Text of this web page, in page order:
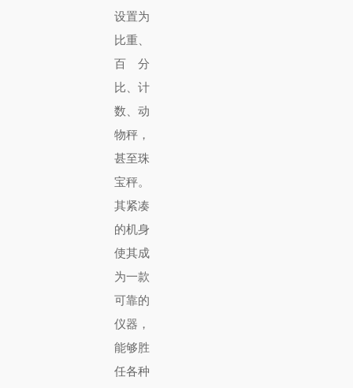
设置为
比重、
百分
比、计
数、动
物秤，
甚至珠
宝秤。
其紧凑
的机身
使其成
为一款
可靠的
仪器，
能够胜
任各种